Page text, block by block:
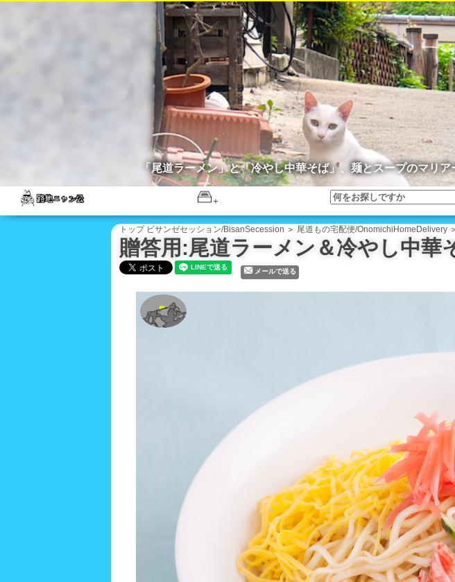
「尾道ラーメン」と「冷やし中華そば」、麺とスープのマリ
トップ ビサンゼセッション/BisanSecession ＞ 尾道もの宅配便/OnomichiHomeDelivery
贈答用:尾道ラーメン＆冷やし中
メールで送る